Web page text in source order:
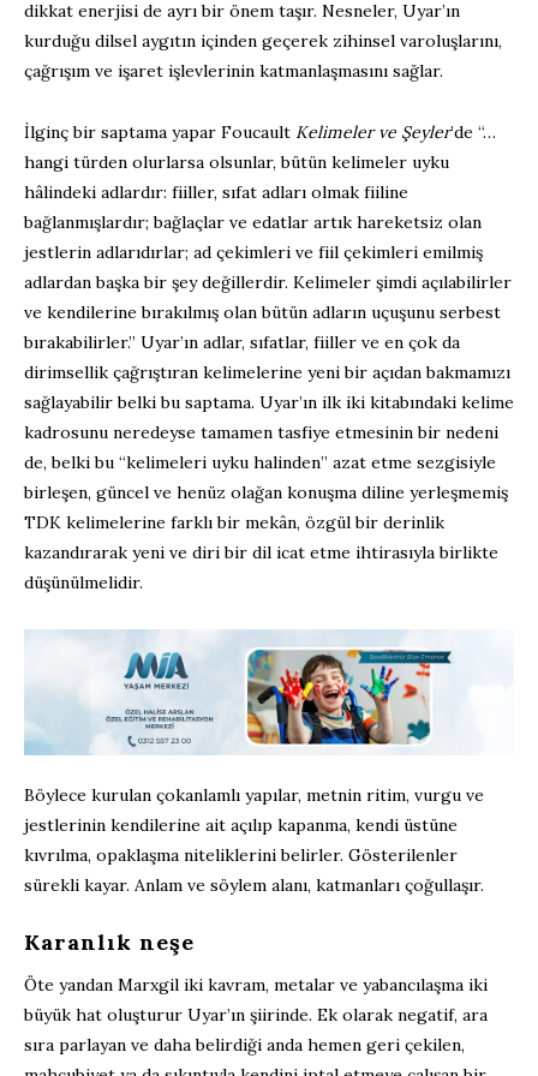
dikkat enerjisi de ayrı bir önem taşır. Nesneler, Uyar’ın
kurduğu dilsel aygıtın içinden geçerek zihinsel varoluşlarını,
çağrışım ve işaret işlevlerinin katmanlaşmasını sağlar.
İlginç bir saptama yapar Foucault Kelimeler ve Şeyler’de “…
hangi türden olurlarsa olsunlar, bütün kelimeler uyku
hâlindeki adlardır: fiiller, sıfat adları olmak fiiline
bağlanmışlardır; bağlaçlar ve edatlar artık hareketsiz olan
jestlerin adlarıdırlar; ad çekimleri ve fiil çekimleri emilmiş
adlardan başka bir şey değillerdir. Kelimeler şimdi açılabilirler
ve kendilerine bırakılmış olan bütün adların uçuşunu serbest
bırakabilirler.” Uyar’ın adlar, sıfatlar, fiiller ve en çok da
dirimsellik çağrıştıran kelimelerine yeni bir açıdan bakmamızı
sağlayabilir belki bu saptama. Uyar’ın ilk iki kitabındaki kelime
kadrosunu neredeyse tamamen tasfiye etmesinin bir nedeni
de, belki bu “kelimeleri uyku halinden” azat etme sezgisiyle
birleşen, güncel ve henüz olağan konuşma diline yerleşmemiş
TDK kelimelerine farklı bir mekân, özgül bir derinlik
kazandırarak yeni ve diri bir dil icat etme ihtirasıyla birlikte
düşünülmelidir.
Böylece kurulan çokanlamlı yapılar, metnin ritim, vurgu ve
jestlerinin kendilerine ait açılıp kapanma, kendi üstüne
kıvrılma, opaklaşma niteliklerini belirler. Gösterilenler
sürekli kayar. Anlam ve söylem alanı, katmanları çoğullaşır.
Karanlık neşe
Öte yandan Marxgil iki kavram, metalar ve yabancılaşma iki
büyük hat oluşturur Uyar’ın şiirinde. Ek olarak negatif, ara
sıra parlayan ve daha belirdiği anda hemen geri çekilen,